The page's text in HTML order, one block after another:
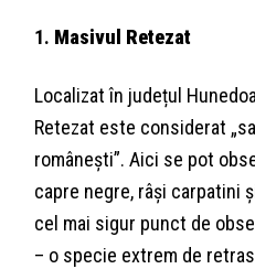
1. Masivul Retezat
Localizat în județul
Retezat este considerat
românești”. Aici se pot
capre negre, râși carpatini
cel mai sigur punct de
– o specie extrem de